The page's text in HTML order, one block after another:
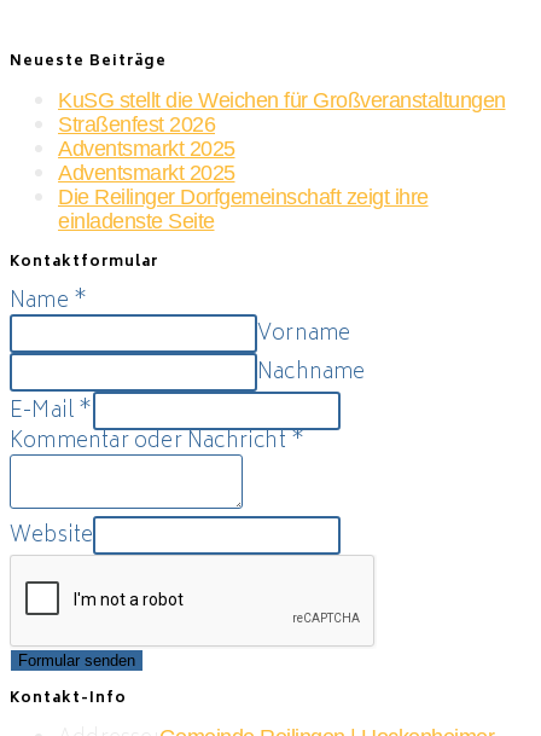
Neueste Beiträge
KuSG stellt die Weichen für Großveranstaltungen
Straßenfest 2026
Adventsmarkt 2025
Adventsmarkt 2025
Die Reilinger Dorfgemeinschaft zeigt ihre
einladenste Seite
Kontaktformular
Name *
Vorname
Nachname
E-Mail*
Kommentar oder Nachricht*
Website
Formular senden
Kontakt-Info